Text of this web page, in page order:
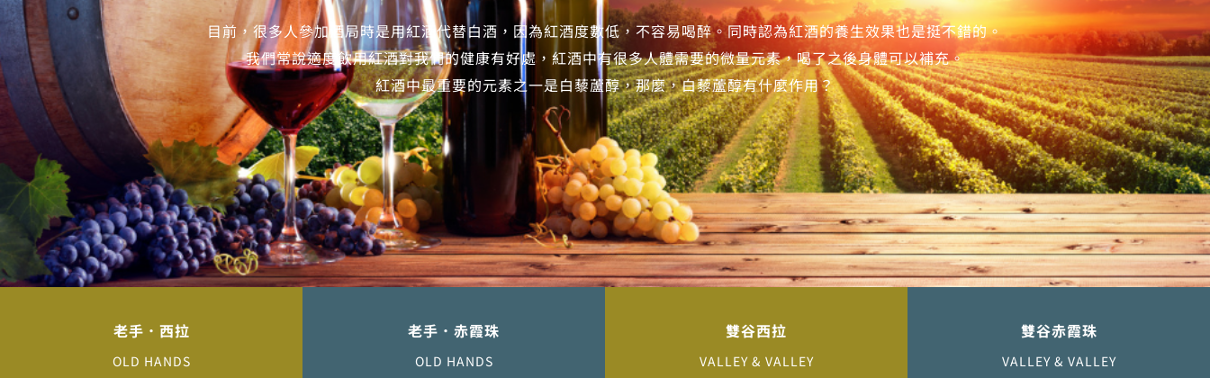
目前，很多人參加酒局時是用紅酒代替白酒，因為紅酒度數低，不容易喝醉。同時認為紅酒的養生效果也是挺不錯的。
我們常說適度飲用紅酒對我們的健康有好處，紅酒中有很多人體需要的微量元素，喝了之後身體可以補充。
紅酒中最重要的元素之一是白藜蘆醇，那麼，白藜蘆醇有什麼作用？
老手．西拉
OLD HANDS
老手．赤霞珠
OLD HANDS
雙谷西拉
VALLEY & VALLEY
雙谷赤霞珠
VALLEY & VALLEY